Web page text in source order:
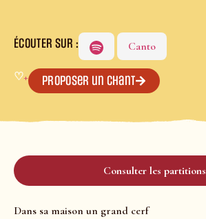
ÉCOUTER SUR : Canto
♡+ Proposer un chant
Consulter les partitions
Dans sa maison un grand cerf